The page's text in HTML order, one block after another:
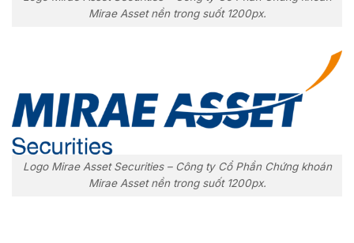
Mirae Asset nền trong suốt 1200px.
Logo Mirae Asset Securities – Công ty Cổ Phần Chứng khoán
Mirae Asset nền trong suốt 1200px.